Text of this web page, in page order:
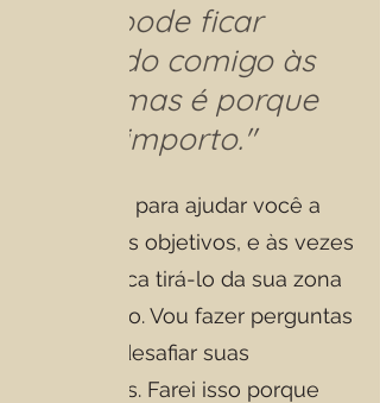
"Você pode ficar
frustrado comigo às
vezes, mas é porque
eu me importo."
Estou aqui para ajudar você a
atingir seus objetivos, e às vezes
isso significa tirá-lo da sua zona
de conforto. Vou fazer perguntas
difíceis e desafiar suas
suposições. Farei isso porque